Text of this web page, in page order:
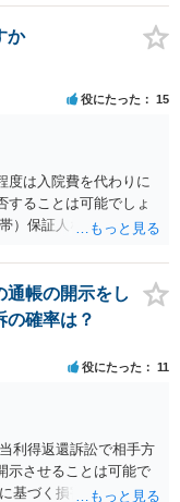
こと ④ 仕事を休まな
発生したこと ⑤ マスク
る精神的な損害が発生
のご指摘なさる「相当
までは責任追及ができ
果，入院期間が延びて
能な余地があります。
金銭の請求はしませ
上記の請求は，基本的
か
役にたった 15
度は入院費を代わりに
することは可能でしょ
）保証人などにならな
通帳の開示をし
の確率は？
役にたった 11
利得返還訴訟で相手方
示させることは可能で
基づく損害賠償請求の